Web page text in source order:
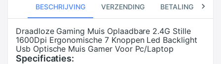
BESCHRIJVING VERZENDING BETALING
Draadloze Gaming Muis Oplaadbare 2.4G Stille
1600Dpi Ergonomische 7 Knoppen Led Backlight
Usb Optische Muis Gamer Voor Pc/Laptop
Specificaties: